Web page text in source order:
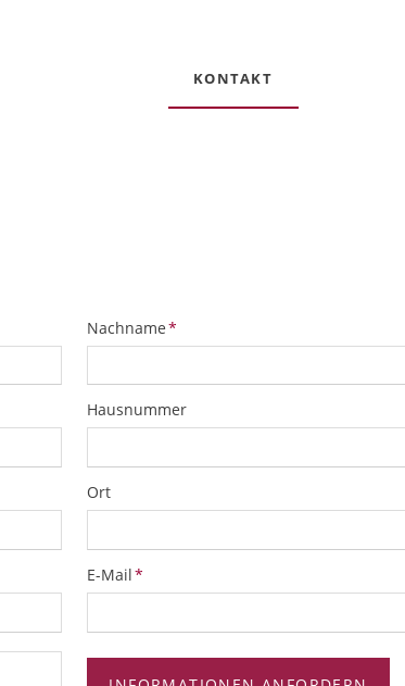
KONTAKT
Pflichtfeld
Nachname*
Hausnummer
Ort
Pflichtfeld
E-Mail*